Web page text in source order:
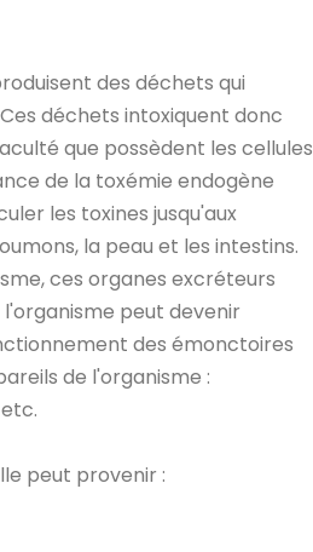
des déchets qui
déchets intoxiquent donc
que possèdent les cellules
de la toxémie endogène
les toxines jusqu'aux
la peau et les intestins.
ces organes excréteurs
peut devenir
des émonctoires
de l'organisme :
peut provenir :